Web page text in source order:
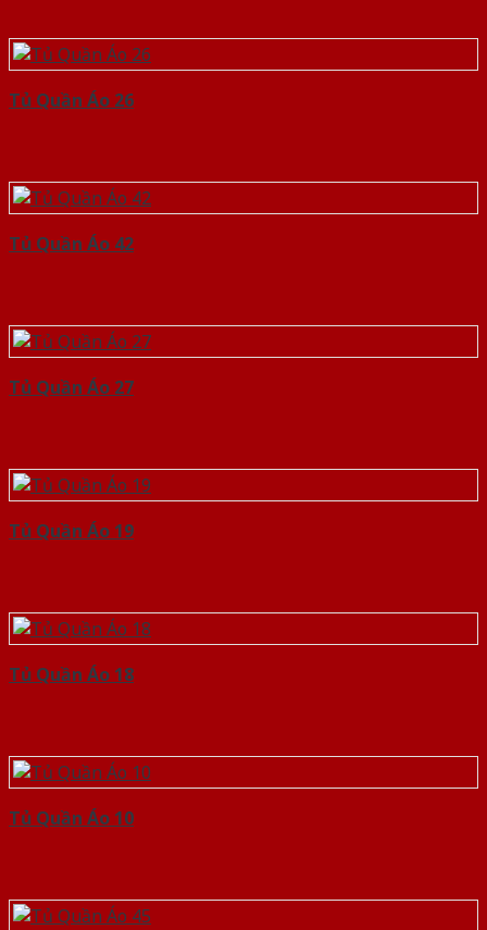
Tủ Quần Áo 26
Tủ Quần Áo 42
Tủ Quần Áo 27
Tủ Quần Áo 19
Tủ Quần Áo 18
Tủ Quần Áo 10